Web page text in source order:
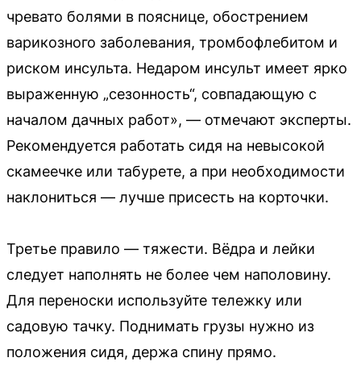
чревато болями в пояснице, обострением
варикозного заболевания, тромбофлебитом и
риском инсульта. Недаром инсульт имеет ярко
выраженную „сезонность“, совпадающую с
началом дачных работ», — отмечают эксперты.
Рекомендуется работать сидя на невысокой
скамеечке или табурете, а при необходимости
наклониться — лучше присесть на корточки.
Третье правило — тяжести. Вёдра и лейки
следует наполнять не более чем наполовину.
Для переноски используйте тележку или
садовую тачку. Поднимать грузы нужно из
положения сидя, держа спину прямо.